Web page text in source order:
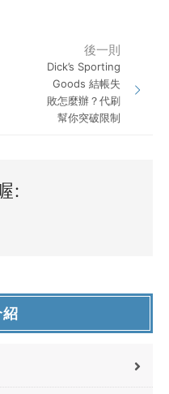
後一則
Dick’s Sporting
Goods 結帳失
敗怎麼辦？代刷
幫你突破限制
: